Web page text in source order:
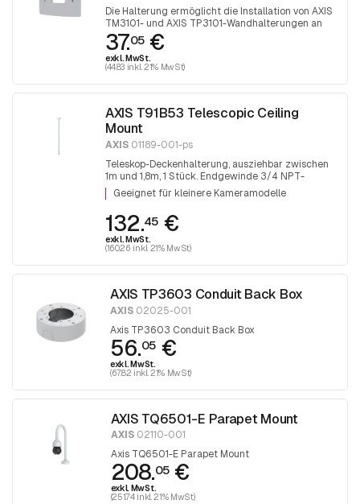
Die Halterung ermöglicht die Installation von AXIS
TM3101- und AXIS TP3101-Wandhalterungen an
Anschlusskästen oder Masten in Innenräumen.
37.05 €
exkl. MwSt.
(44.83 inkl. 21% MwSt)
AXIS T91B53 Telescopic Ceiling
Mount
AXIS 01189-001-ps
Teleskop-Deckenhalterung, ausziehbar zwischen
1m und 1,8m, 1 Stück. Endgewinde 3/4 NPT-
Gewinde. Für die Montage von 1,5 NPT-
Anschlüssen ist der Adapter T91A06 erforderlich.
Geeignet für kleinere Kameramodelle
132.45 €
exkl. MwSt.
(160.26 inkl. 21% MwSt)
AXIS TP3603 Conduit Back Box
AXIS 02025-001
Axis TP3603 Conduit Back Box
56.05 €
exkl. MwSt.
(67.82 inkl. 21% MwSt)
AXIS TQ6501-E Parapet Mount
AXIS02110-001
Axis TQ6501-E Parapet Mount
208.05 €
exkl. MwSt.
(251.74 inkl. 21% MwSt)